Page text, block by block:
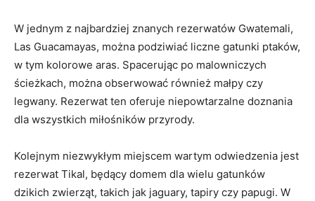
W⁢ jednym z najbardziej znanych rezerwatów Gwatemali,
Las Guacamayas, ⁢można podziwiać liczne gatunki ptaków,
w tym kolorowe aras.‌ Spacerując po malowniczych‍
ścieżkach, można⁤ obserwować również małpy ‍czy
legwany. Rezerwat ten oferuje niepowtarzalne‌ doznania‌
dla‍ wszystkich miłośników przyrody.
Kolejnym niezwykłym miejscem ⁢wartym​ odwiedzenia jest​
rezerwat Tikal, będący ‌domem dla wielu gatunków
dzikich ​zwierząt, takich⁢ jak ⁢jaguary, ⁣tapiry‌ czy papugi. W